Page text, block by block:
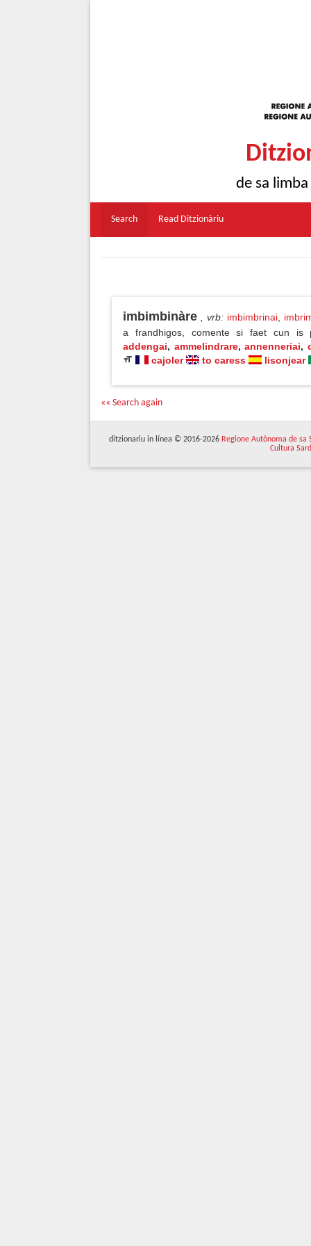
de sa
Search Read Ditzionàriu
imbimbinàre , vrb: imbimbrinai
a frandhigos, comente si faet cun is
addengai, ammelindrare, annenneriai,
cajoler
to caress lisonjear
«« Search again
ditzionariu in línea © 2016-2026 Regione Autònoma de sa
Cultura